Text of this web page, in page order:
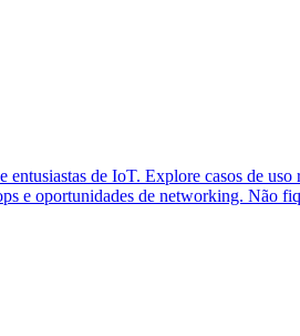
de IoT. Explore casos de uso
e oportunidades de networking. Não